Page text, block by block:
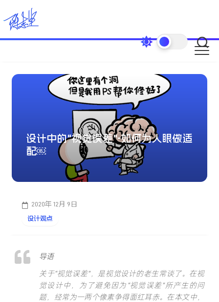
content
设计中的“视觉误差”-如何为人眼做适
配￼
2020年 12月 9日
设计观点
导语
关于“视觉误差”，是视觉设计的老生常谈了。在视
觉设计中，为了避免因为“视觉误差”所产生的问
题，经常为一两个像素争得面红耳赤。在本文中，